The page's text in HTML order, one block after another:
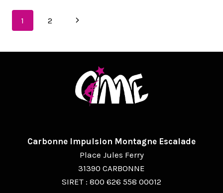
NAVIGATION
1 2
Page
Carbonne Impulsion Montagne Escalade
Place Jules Ferry
31390 CARBONNE
SIRET : 800 626 558 00012